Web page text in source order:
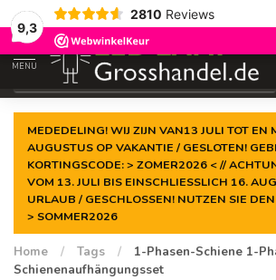
9,3
2810 Reviews
Gegarandeerde delaagste prijs
MENU
MEDEDELING! WIJ ZIJN VAN13 JULI TOT EN
AUGUSTUS OP VAKANTIE / GESLOTEN!
KORTINGSCODE: > ZOMER2026 < //
VOM 13. JULI BIS EINSCHLIESSLICH 16.
URLAUB / GESCHLOSSEN! NUTZEN SIE
> SOMMER2026
Home / Tags /
1-Phasen-Schiene 1-
Schienenaufhängungsset